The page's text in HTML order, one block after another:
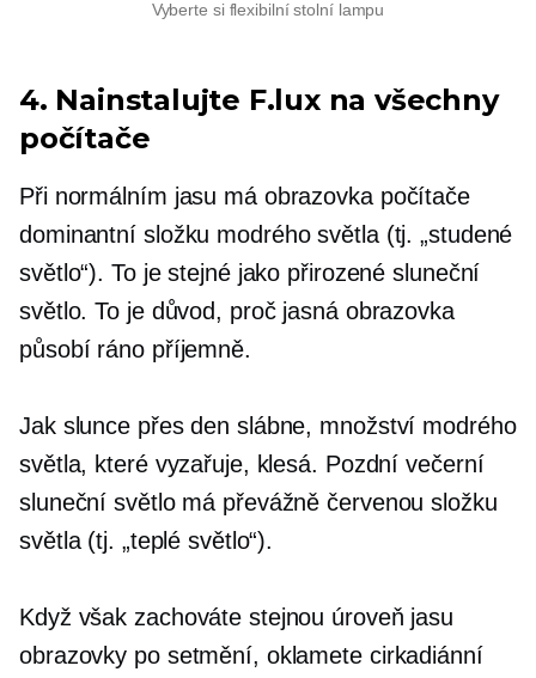
Vyberte si flexibilní stolní lampu
4. Nainstalujte F.lux na všechny
počítače
Při normálním jasu má obrazovka počítače
dominantní složku modrého světla (tj. „studené
světlo“). To je stejné jako přirozené sluneční
světlo. To je důvod, proč jasná obrazovka
působí ráno příjemně.
Jak slunce přes den slábne, množství modrého
světla, které vyzařuje, klesá. Pozdní večerní
sluneční světlo má převážně červenou složku
světla (tj. „teplé světlo“).
Když však zachováte stejnou úroveň jasu
obrazovky po setmění, oklamete cirkadiánní